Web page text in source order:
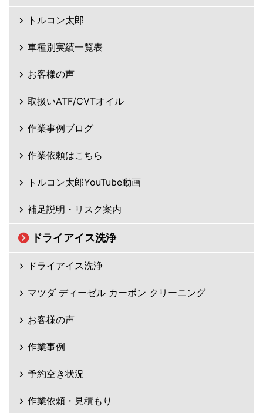
トルコン太郎
車種別実績一覧表
お客様の声
取扱いATF/CVTオイル
作業事例ブログ
作業依頼はこちら
トルコン太郎YouTube動画
補足説明・リスク案内
ドライアイス洗浄
ドライアイス洗浄
マツダ ディーゼル カーボン クリーニング
お客様の声
作業事例
予約空き状況
作業依頼・見積もり